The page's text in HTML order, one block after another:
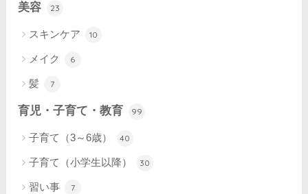
美容 23
スキンケア 10
メイク 6
髪 7
育児・子育て・教育 99
子育て（3～6歳） 40
子育て（小学生以降） 30
習い事 7